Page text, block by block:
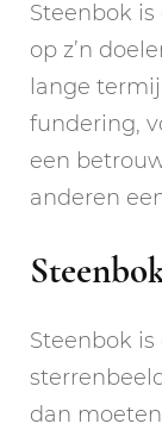
Steenbok
op z’n
lange
fundering,
een
anderen
Steenbok
dan